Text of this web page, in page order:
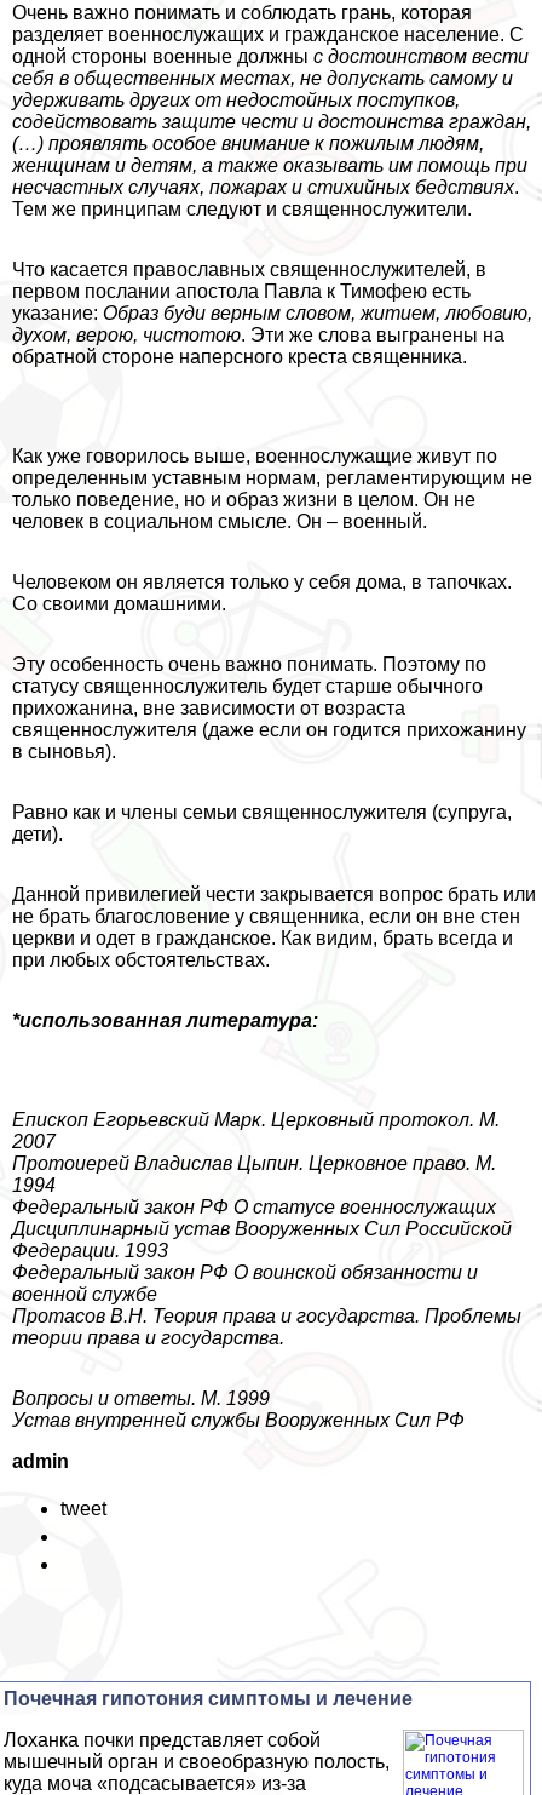
Очень важно понимать и соблюдать грань, которая
разделяет военнослужащих и гражданское население. С
одной стороны военные должны с достоинством вести
себя в общественных местах, не допускать самому и
удерживать других от недостойных поступков,
содействовать защите чести и достоинства граждан,
(…) проявлять особое внимание к пожилым людям,
женщинам и детям, а также оказывать им помощь при
несчастных случаях, пожарах и стихийных бедствиях.
Тем же принципам следуют и священнослужители.
Что касается православных священнослужителей, в
первом послании апостола Павла к Тимофею есть
указание: Образ буди верным словом, житием, любовию,
духом, верою, чистотою. Эти же слова выгранены на
обратной стороне наперсного креста священника.
Как уже говорилось выше, военнослужащие живут по
определенным уставным нормам, регламентирующим не
только поведение, но и образ жизни в целом. Он не
человек в социальном смысле. Он – военный.
Человеком он является только у себя дома, в тапочках.
Со своими домашними.
Эту особенность очень важно понимать. Поэтому по
статусу священнослужитель будет старше обычного
прихожанина, вне зависимости от возраста
священнослужителя (даже если он годится прихожанину
в сыновья).
Равно как и члeны семьи священнослужителя (супруга,
дети).
Данной привилегией чести закрывается вопрос брать или
не брать благословение у священника, если он вне стен
церкви и одет в гражданское. Как видим, брать всегда и
при любых обстоятельствах.
*использованная литература:
Епископ Егорьевский Марк. Церковный протокол. М.
2007
Протоиерей Владислав Цыпин. Церковное право. М.
1994
Федеральный закон РФ О статусе военнослужащих
Дисциплинарный устав Вооруженных Сил Российской
Федерации. 1993
Федеральный закон РФ О воинской обязанности и
военной службе
Протасов В.Н. Теория права и государства. Проблемы
теории права и государства.
Вопросы и ответы. М. 1999
Устав внутренней службы Вооруженных Сил РФ
admin
tweet
Почечная гипотония симптомы и лечение
Лоханка почки представляет собой
мышечный орган и своеобразную полость,
куда моча «подсасывается» из-за